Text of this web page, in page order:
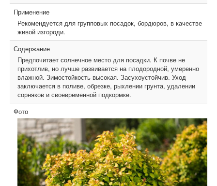
Применение
Рекомендуется для групповых посадок, бордюров, в качестве
живой изгороди.
Содержание
Предпочитает солнечное место для посадки. К почве не
прихотлив, но лучше развивается на плодородной, умеренно
влажной. Зимостойкость высокая. Засухоустойчив. Уход
заключается в поливе, обрезке, рыхлении грунта, удалении
сорняков и своевременной подкормке.
Фото